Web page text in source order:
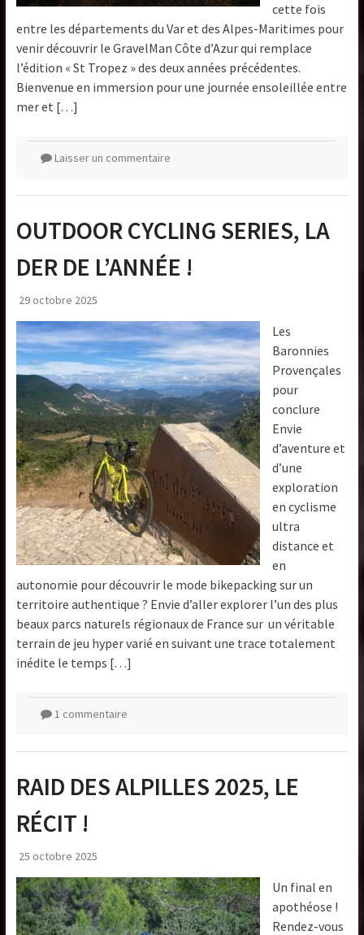
cette fois
entre les départements du Var et des Alpes-Maritimes pour
venir découvrir le GravelMan Côte d’Azur qui remplace
l’édition « St Tropez » des deux années précédentes.
Bienvenue en immersion pour une journée ensoleillée entre
mer et […]
Laisser un commentaire
OUTDOOR CYCLING SERIES, LA
DER DE L’ANNÉE !
29 octobre 2025
Les
Baronnies
Provençales
pour
conclure
Envie
d’aventure et
d’une
exploration
en cyclisme
ultra
distance et
en
autonomie pour découvrir le mode bikepacking sur un
territoire authentique ? Envie d’aller explorer l’un des plus
beaux parcs naturels régionaux de France sur un véritable
terrain de jeu hyper varié en suivant une trace totalement
inédite le temps […]
1 commentaire
RAID DES ALPILLES 2025, LE
RÉCIT !
25 octobre 2025
Un final en
apothéose !
Rendez-vous